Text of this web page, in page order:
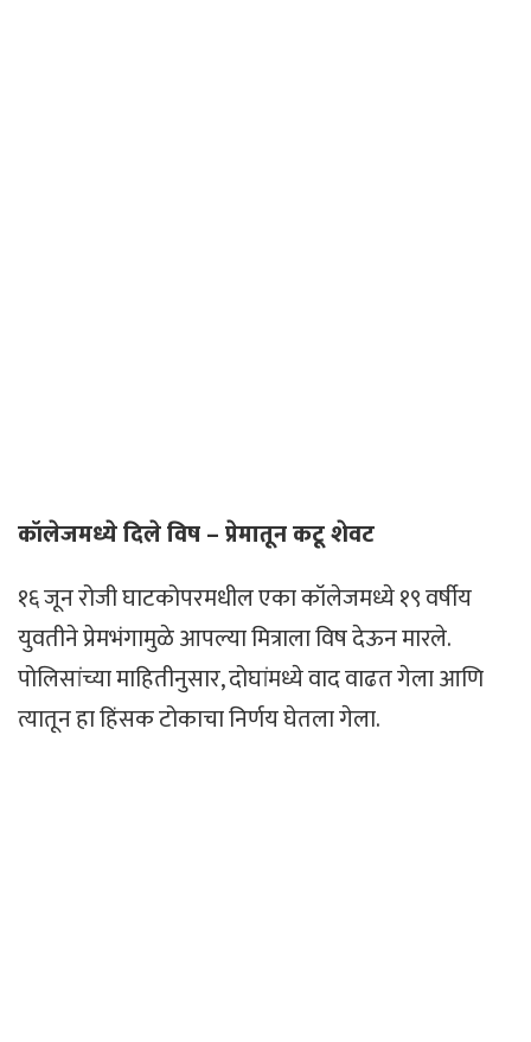
कॉलेजमध्ये दिले विष – प्रेमातून कटू शेवट
१६ जून रोजी घाटकोपरमधील एका कॉलेजमध्ये १९ वर्षीय
युवतीने प्रेमभंगामुळे आपल्या मित्राला विष देऊन मारले.
पोलिसांच्या माहितीनुसार, दोघांमध्ये वाद वाढत गेला आणि
त्यातून हा हिंसक टोकाचा निर्णय घेतला गेला.